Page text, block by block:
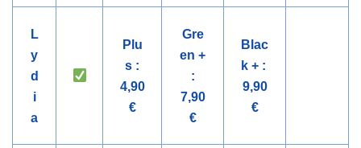
L
y
d
i
a
Plu
s :
4,90
€
Gre
en +
:
7,90
€
Blac
k + :
9,90
€